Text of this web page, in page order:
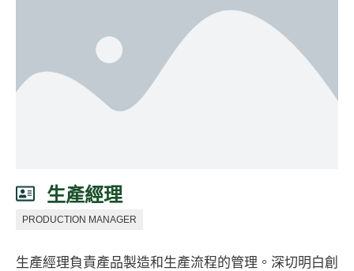
生產經理
PRODUCTION MANAGER
生產經理負責產品製造和生產流程的管理。深切明白創